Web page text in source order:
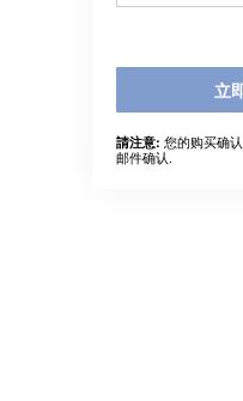
立
請注意: 您的购买确
邮件确认.